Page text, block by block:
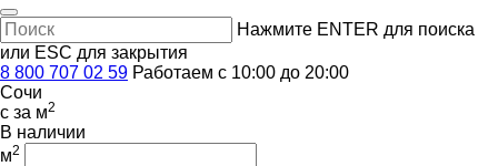
Нажмите ENTER для поиска
или ESC для закрытия
8 800 707 02 59 Работаем с 10:00 до 20:00
Сочи
c за м2
В наличии
м2